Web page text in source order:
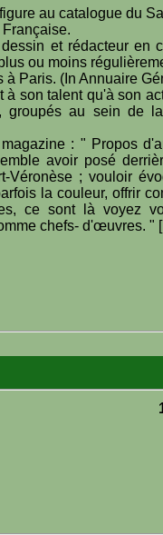
au catalogue du
et rédacteur
ou moins
Paris. (In Annuaire
son talent qu'à son
au sein de
: " Propos
avoir posé
Véronèse ; vouloir
la couleur, offrir
ce sont là voyez
chefs- d'œuvres. "